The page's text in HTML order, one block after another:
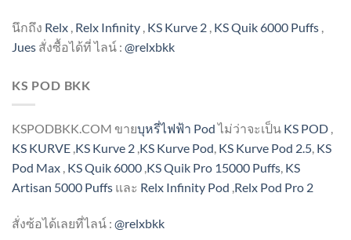
นึกถึง Relx , Relx Infinity , KS Kurve 2 , KS Quik 6000 Puffs ,
Jues สั่งซื้อได้ที่ ไลน์ : @relxbkk
KS POD BKK
KSPODBKK.COM ขายบุหรี่ไฟฟ้า Podไม่ว่าจะเป็น KS POD ,
KS KURVE ,KS Kurve 2 ,KS Kurve Pod, KS Kurve Pod 2.5, KS
Pod Max , KS Quik 6000 ,KS Quik Pro 15000 Puffs, KS
Artisan 5000 Puffs และ Relx Infinity Pod ,Relx Pod Pro 2
สั่งซ้อได้เลยที่ไลน์ : @relxbkk